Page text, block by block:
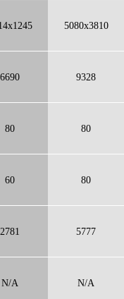
5080x3810
6690 9328
80 80
60 80
2781 5777
N/A N/A